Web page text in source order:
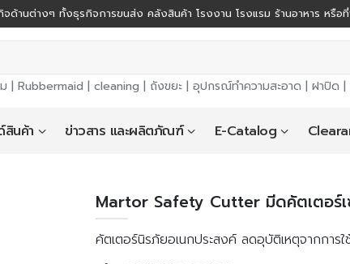
านต่างๆ ทั้งธุรกิจการขนส่ง คลังสินค้า โรงงาน โรงแรม ร้านอาหาร หรือ
| Rubbermaid | cleaning | ถังขยะ| อุปกรณ์ทำความสะอาด | ฝาปิด |
สินค้า ข่าวสาร และผลิตภัณฑ์ E-Catalog
Martor Safety Cutter มีดคัตเตอร์
คัตเตอร์นิรภัยอเนกประสงค์ ลดอุบัติเหตุจากการใ